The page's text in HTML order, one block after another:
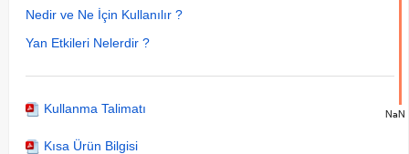
Nedir ve Ne İçin Kullanılır ?
Yan Etkileri Nelerdir ?
Kullanma Talimatı
Kısa Ürün Bilgisi
NaN